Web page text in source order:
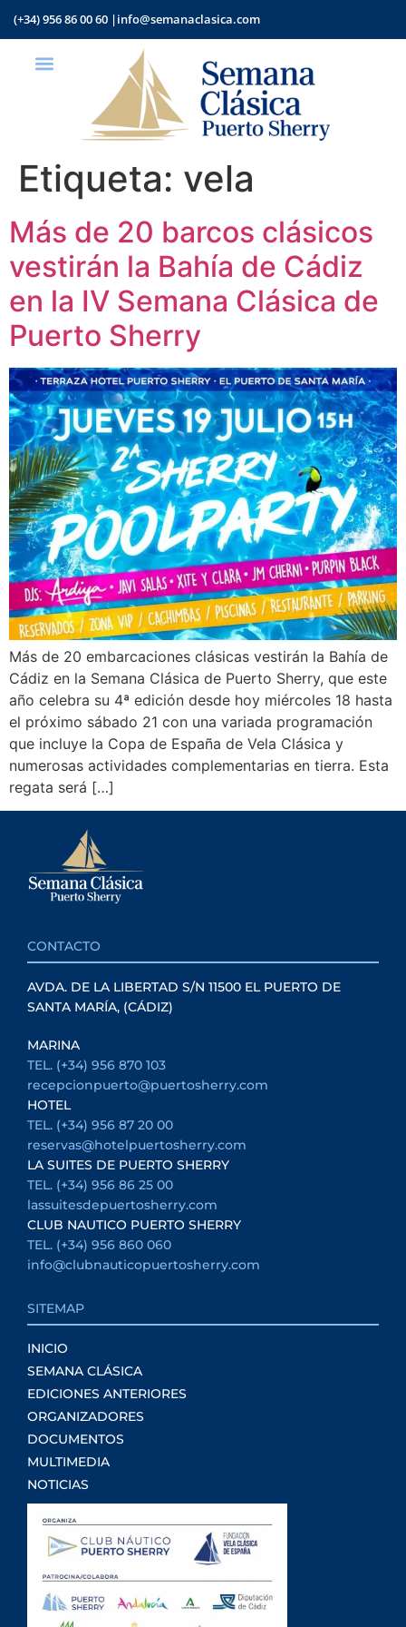
(+34) 956 86 00 60 |info@semanaclasica.com
Etiqueta: vela
Más de 20 barcos clásicos
vestirán la Bahía de Cádiz
en la IV Semana Clásica de
Puerto Sherry
Más de 20 embarcaciones clásicas vestirán la Bahía de
Cádiz en la Semana Clásica de Puerto Sherry, que este
año celebra su 4ª edición desde hoy miércoles 18 hasta
el próximo sábado 21 con una variada programación
que incluye la Copa de España de Vela Clásica y
numerosas actividades complementarias en tierra. Esta
regata será […]
CONTACTO
AVDA. DE LA LIBERTAD S/N 11500 EL PUERTO DE
SANTA MARÍA, (CÁDIZ)
MARINA
TEL. (+34) 956 870 103
recepcionpuerto@puertosherry.com
HOTEL
TEL. (+34) 956 87 20 00
reservas@hotelpuertosherry.com
LA SUITES DE PUERTO SHERRY
TEL. (+34) 956 86 25 00
lassuitesdepuertosherry.com
CLUB NAUTICO PUERTO SHERRY
TEL. (+34) 956 860 060
info@clubnauticopuertosherry.com
SITEMAP
INICIO
SEMANA CLÁSICA
EDICIONES ANTERIORES
ORGANIZADORES
DOCUMENTOS
MULTIMEDIA
NOTICIAS